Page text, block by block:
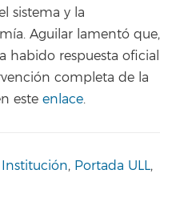
sistema y la
Aguilar lamentó que,
habido respuesta oficial
completa de la
este enlace.
Institución, Portada ULL,